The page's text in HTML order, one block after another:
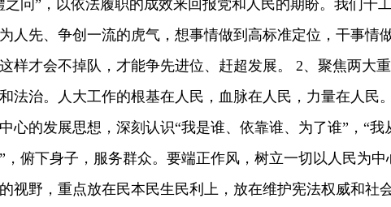
之问”，以依法履职的成效来回报党和人民的期盼。我们干工
人先、争创一流的虎气，想事情做到高标准定位，干事情
样才会不掉队，才能争先进位、赶超发展。 2、聚焦两大重
法治。人大工作的根基在人民，血脉在人民，力量在人民。
心的发展思想，深刻认识“我是谁、依靠谁、为了谁”，“我
，俯下身子，服务群众。要端正作风，树立一切以人民为中
视野，重点放在民本民生民利上，放在维护宪法权威和社